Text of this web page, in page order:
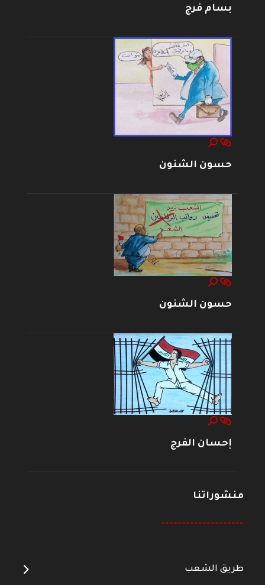
بسام فرج
حسون الشنون
حسون الشنون
إحسان الفرج
منشوراتنا
--------------------
طريق الشعب